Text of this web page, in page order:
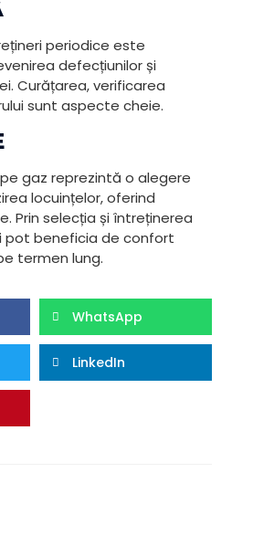
periodice este
defecțiunilor și
Curățarea, verificarea
sunt aspecte cheie.
gaz reprezintă o alegere
locuințelor, oferind
Prin selecția și întreținerea
pot beneficia de confort
termen lung.
WhatsApp
LinkedIn